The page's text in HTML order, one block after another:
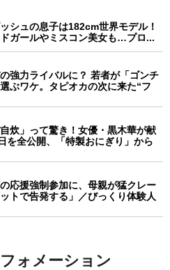
シュの息子は182cm世界モデル！
ガールやミスコン美女も…プロ...
強力ライバルに？ 若者が「ゴンチ
ぶワケ。タピオカの次に来た“フ
自炊」って驚き！女優・黒木華が献
を全公開、「特製おにぎり」から
応援強制参加に、母親が猛クレー
トで告発する」／びっくり体験人
ォメーション